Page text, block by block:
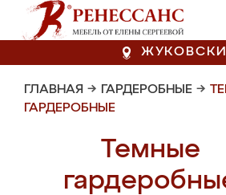
ГЛАВНАЯ → ГАРДЕРОБНЫЕ →
ГАРДЕРОБНЫЕ
Темные